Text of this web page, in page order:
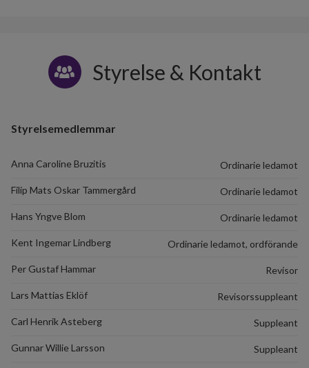
Styrelse & Kontakt
Styrelsemedlemmar
Anna Caroline Bruzitis Ordinarie ledamot
Filip Mats Oskar Tammergård Ordinarie ledamot
Hans Yngve Blom Ordinarie ledamot
Kent Ingemar Lindberg Ordinarie ledamot, ordförande
Per Gustaf Hammar Revisor
Lars Mattias Eklöf Revisorssuppleant
Carl Henrik Asteberg Suppleant
Gunnar Willie Larsson Suppleant